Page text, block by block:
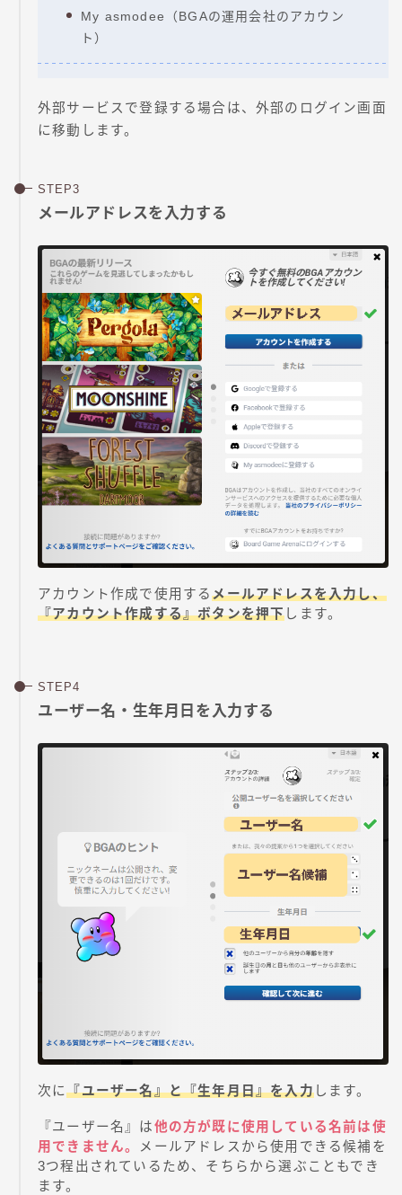
My asmodee（BGAの運用会社のアカウン
ト）
外部サービスで登録する場合は、外部のログイン画面
に移動します。
メールアドレスを入力する
アカウント作成で使用するメールアドレスを入力し、
『アカウント作成する』ボタンを押下 します。
ユーザー名・生年月日を入力する
次に『ユーザー名』と『生年月日』を入力します。
『ユーザー名』は他の方が既に使用している名前は使
用できません。
メールアドレスから使用できる候補を
3つ程出されているため、そちらから選ぶこともでき
ます。